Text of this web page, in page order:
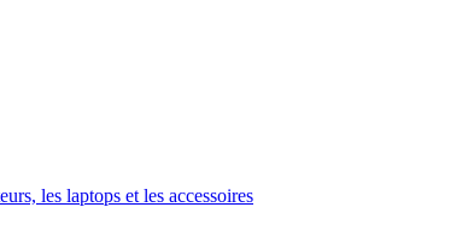
les laptops et les accessoires